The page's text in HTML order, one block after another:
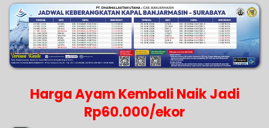
Harga Ayam Kembali Naik Jadi
Rp60.000/ekor